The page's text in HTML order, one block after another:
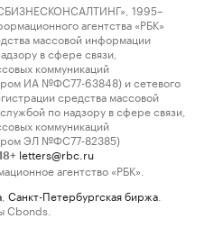
1995–
агентства «РБК»
массовой информации
в сфере связи,
коммуникаций
ИА №ФС77-63848) и сетевого
средства массовой
по надзору в сфере связи,
коммуникаций
ЭЛ №ФС77-82385)
letters@rbc.ru
агентство «РБК».
Санкт-Петербургская биржа
Cbonds.